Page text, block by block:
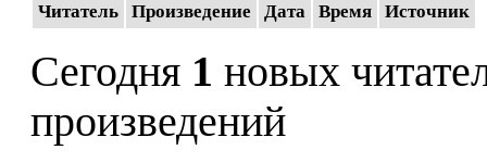
Читатель Произведение Дата Время Источник
Сегодня 1 новых
произведений